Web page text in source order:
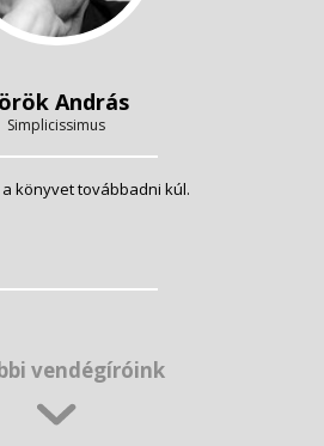
András
Simplicissimus
könyvet továbbadni kúl.
vendégíróink